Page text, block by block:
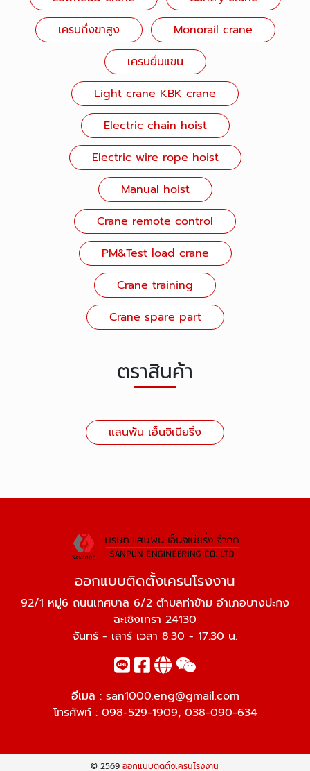
เครนกึ่งขาสูง
Monorail crane
เครนยื่นแขน
Light crane KBK crane
Electric chain hoist
Electric wire rope hoist
Manual hoist
Crane remote control
PM&Test load crane
Crane training
Crane spare part
ตราสินค้า
แสนพัน เอ็นจิเนียริ่ง
ออกแบบติดตั้งเครนโรงงาน
92/1 หมู่6 ถนนเทศบาล 6/2 ตำบลท่าข้าม อำเภอบางปะกง
ฉะเชิงเทรา 24130
จันทร์ - เสาร์ เวลา 8.30 - 17.30 น.
อีเมล : san1000.eng@gmail.com
โทรศัพท์ : 098-529-1909, 038-090-634
© 2569ออกแบบติดตั้งเครนโรงงาน